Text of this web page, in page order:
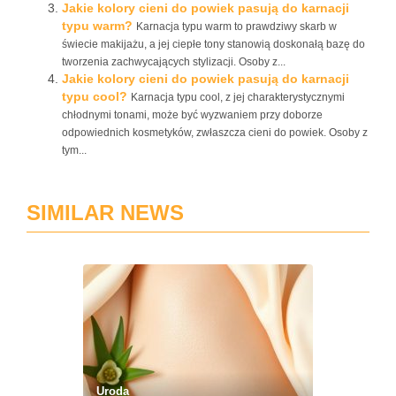
Jakie kolory cieni do powiek pasują do karnacji
typu warm? Karnacja typu warm to prawdziwy skarb w
świecie makijażu, a jej ciepłe tony stanowią doskonałą bazę do
tworzenia zachwycających stylizacji. Osoby z...
Jakie kolory cieni do powiek pasują do karnacji
typu cool? Karnacja typu cool, z jej charakterystycznymi
chłodnymi tonami, może być wyzwaniem przy doborze
odpowiednich kosmetyków, zwłaszcza cieni do powiek. Osoby z
tym...
SIMILAR NEWS
Uroda